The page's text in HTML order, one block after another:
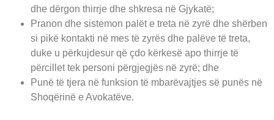
dhe dërgon thirrje dhe shkresa në Gjykatë;
Pranon dhe sistemon palët e treta në zyrë dhe shërben
si pikë kontakti në mes të zyrës dhe palëve të treta,
duke u përkujdesur që çdo kërkesë apo thirrje të
përcillet tek personi përgjegjës në zyrë; dhe
Punë të tjera në funksion të mbarëvajtjes së punës në
Shoqërinë e Avokatëve.